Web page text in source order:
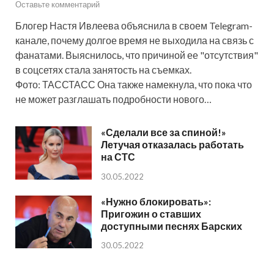
Оставьте комментарий
Блогер Настя Ивлеева объяснила в своем Telegram-
канале, почему долгое время не выходила на связь с
фанатами. Выяснилось, что причиной ее "отсутствия"
в соцсетях стала занятость на съемках.
Фото: ТАССТАСС Она также намекнула, что пока что
не может разглашать подробности нового…
«Сделали все за спиной!»
Летучая отказалась работать
на СТС
30.05.2022
«Нужно блокировать»:
Пригожин о ставших
доступными песнях Барских
30.05.2022